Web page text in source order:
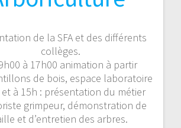
de la SFA et des différents
collèges.
à 17h00 animation à partir
de bois, espace laboratoire
et à 15h : présentation du métier
grimpeur, démonstration de
et d’entretien des arbres.